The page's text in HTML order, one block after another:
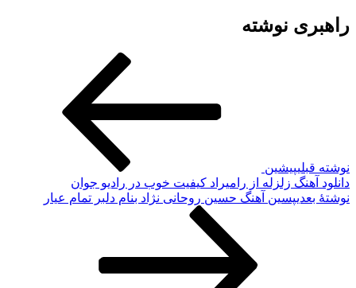
راهبری نوشته
نوشته قبلیپیشین
دانلود آهنگ زلزله از رامیراد کیفیت خوب در رادیو جوان
نوشته‌ٔ بعدیپسین آهنگ حسین روحانی نژاد بنام دلبر تمام عیار